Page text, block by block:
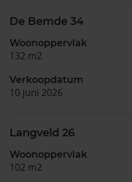
De Bemde 34
Woonoppervlak
132 m2
Verkoopdatum
10 juni 2026
Langveld 26
Woonoppervlak
102 m2